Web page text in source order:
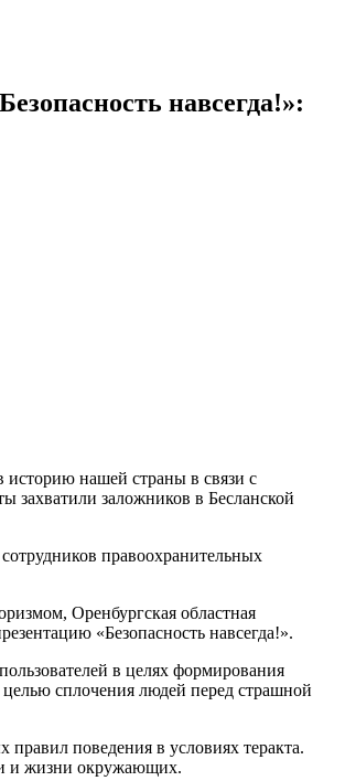
навсегда!»:
историю нашей страны в связи с
захватили заложников в Бесланской
правоохранительных
Оренбургская областная
«Безопасность навсегда!».
в целях формирования
целью сплочения людей перед страшной
правил поведения в условиях теракта.
и жизни окружающих.